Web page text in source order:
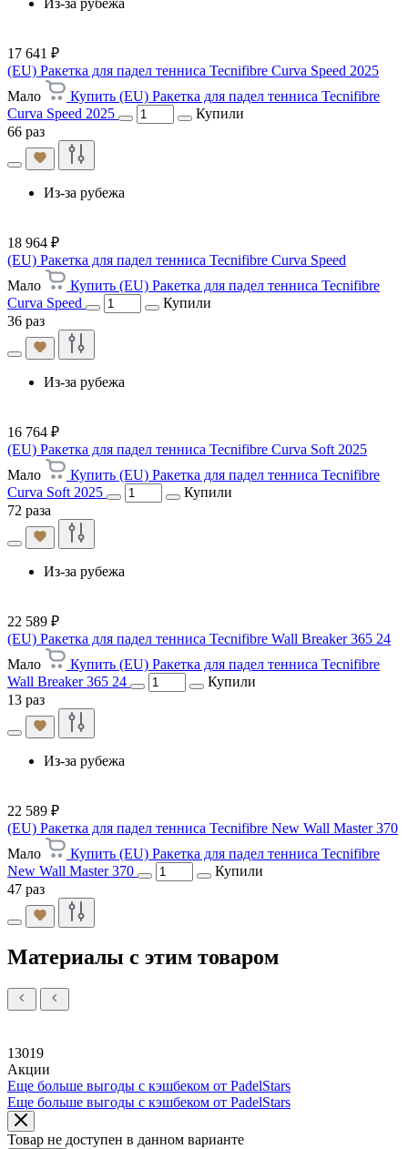
17 641 ₽
(EU) Ракетка для падел тенниса Tecnifibre Curva Speed 2025
Мало
Купить (EU) Ракетка для падел тенниса Tecnifibre
Curva Speed 2025
Купили
66 раз
Из-за рубежа
18 964 ₽
(EU) Ракетка для падел тенниса Tecnifibre Curva Speed
Мало
Купить (EU) Ракетка для падел тенниса Tecnifibre
Curva Speed
Купили
36 раз
Из-за рубежа
16 764 ₽
(EU) Ракетка для падел тенниса Tecnifibre Curva Soft 2025
Мало
Купить (EU) Ракетка для падел тенниса Tecnifibre
Curva Soft 2025
Купили
72 раза
Из-за рубежа
22 589 ₽
(EU) Ракетка для падел тенниса Tecnifibre Wall Breaker 365 24
Мало
Купить (EU) Ракетка для падел тенниса Tecnifibre
Wall Breaker 365 24
Купили
13 раз
Из-за рубежа
22 589 ₽
(EU) Ракетка для падел тенниса Tecnifibre New Wall Master 370
Мало
Купить (EU) Ракетка для падел тенниса Tecnifibre
New Wall Master 370
Купили
47 раз
Материалы с этим товаром
13019
Акции
Еще больше выгоды с кэшбеком от PadelStars
Еще больше выгоды с кэшбеком от PadelStars
Товар не доступен в данном варианте